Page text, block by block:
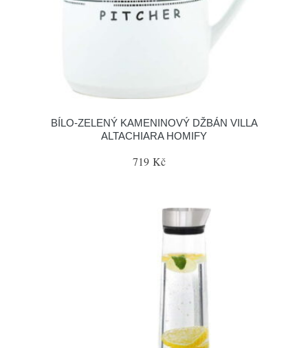
BÍLO-ZELENÝ KAMENINOVÝ DŽBÁN VILLA
ALTACHIARA HOMIFY
719 Kč